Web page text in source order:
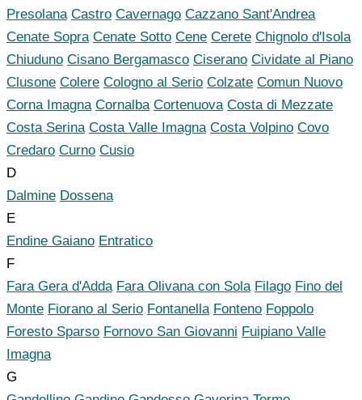
Presolana Castro Cavernago Cazzano Sant'Andrea
Cenate Sopra Cenate Sotto Cene Cerete Chignolo d'Isola
Chiuduno Cisano Bergamasco Ciserano Cividate al Piano
Clusone Colere Cologno al Serio Colzate Comun Nuovo
Corna Imagna Cornalba Cortenuova Costa di Mezzate
Costa Serina Costa Valle Imagna Costa Volpino Covo
Credaro Curno Cusio
D
Dalmine Dossena
E
Endine Gaiano Entratico
F
Fara Gera d'Adda Fara Olivana con Sola Filago Fino del
Monte Fiorano al Serio Fontanella Fonteno Foppolo
Foresto Sparso Fornovo San Giovanni Fuipiano Valle
Imagna
G